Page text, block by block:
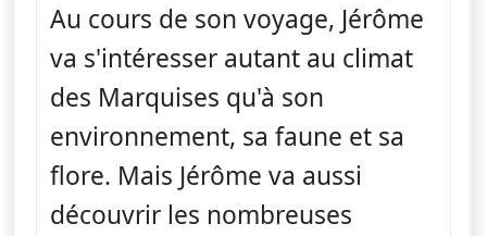
Au cours de son voyage, Jérôme
va s'intéresser autant au climat
des Marquises qu'à son
environnement, sa faune et sa
flore. Mais Jérôme va aussi
découvrir les nombreuses